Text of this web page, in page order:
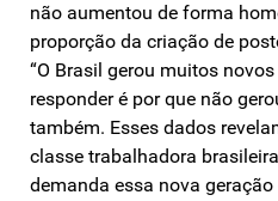
não aumentou de forma
proporção da criação de
“O Brasil gerou muitos
responder é por que não
também. Esses dados
classe trabalhadora
demanda essa nova geração